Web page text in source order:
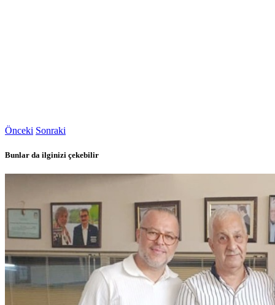
Önceki Sonraki
Bunlar da ilginizi çekebilir